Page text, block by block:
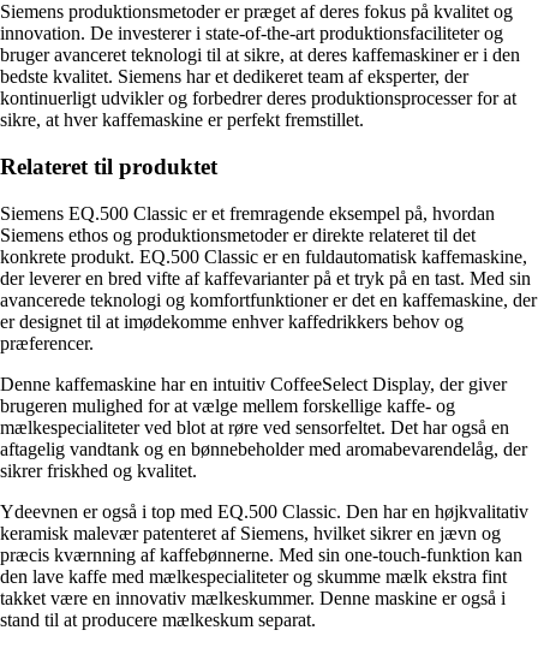
Siemens produktionsmetoder er præget af deres fokus på kvalitet og
innovation. De investerer i state-of-the-art produktionsfaciliteter og
bruger avanceret teknologi til at sikre, at deres kaffemaskiner er i den
bedste kvalitet. Siemens har et dedikeret team af eksperter, der
kontinuerligt udvikler og forbedrer deres produktionsprocesser for at
sikre, at hver kaffemaskine er perfekt fremstillet.
Relateret til produktet
Siemens EQ.500 Classic er et fremragende eksempel på, hvordan
Siemens ethos og produktionsmetoder er direkte relateret til det
konkrete produkt. EQ.500 Classic er en fuldautomatisk kaffemaskine,
der leverer en bred vifte af kaffevarianter på et tryk på en tast. Med sin
avancerede teknologi og komfortfunktioner er det en kaffemaskine, der
er designet til at imødekomme enhver kaffedrikkers behov og
præferencer.
Denne kaffemaskine har en intuitiv CoffeeSelect Display, der giver
brugeren mulighed for at vælge mellem forskellige kaffe- og
mælkespecialiteter ved blot at røre ved sensorfeltet. Det har også en
aftagelig vandtank og en bønnebeholder med aromabevarendelåg, der
sikrer friskhed og kvalitet.
Ydeevnen er også i top med EQ.500 Classic. Den har en højkvalitativ
keramisk malevær patenteret af Siemens, hvilket sikrer en jævn og
præcis kværnning af kaffebønnerne. Med sin one-touch-funktion kan
den lave kaffe med mælkespecialiteter og skumme mælk ekstra fint
takket være en innovativ mælkeskummer. Denne maskine er også i
stand til at producere mælkeskum separat.